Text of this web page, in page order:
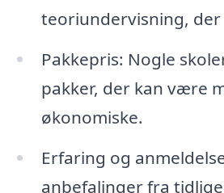
teoriundervisning,
Pakkepris: Nogle
pakker, der kan være
økonomiske.
Erfaring og
anbefalinger fra